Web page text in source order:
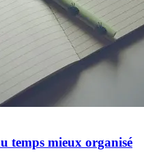
temps mieux organisé